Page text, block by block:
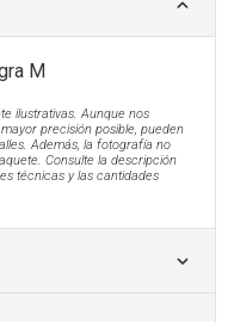
M
ilustrativas. Aunque nos
precisión posible, pueden
Además, la fotografía no
Consulte la descripción
técnicas y las cantidades